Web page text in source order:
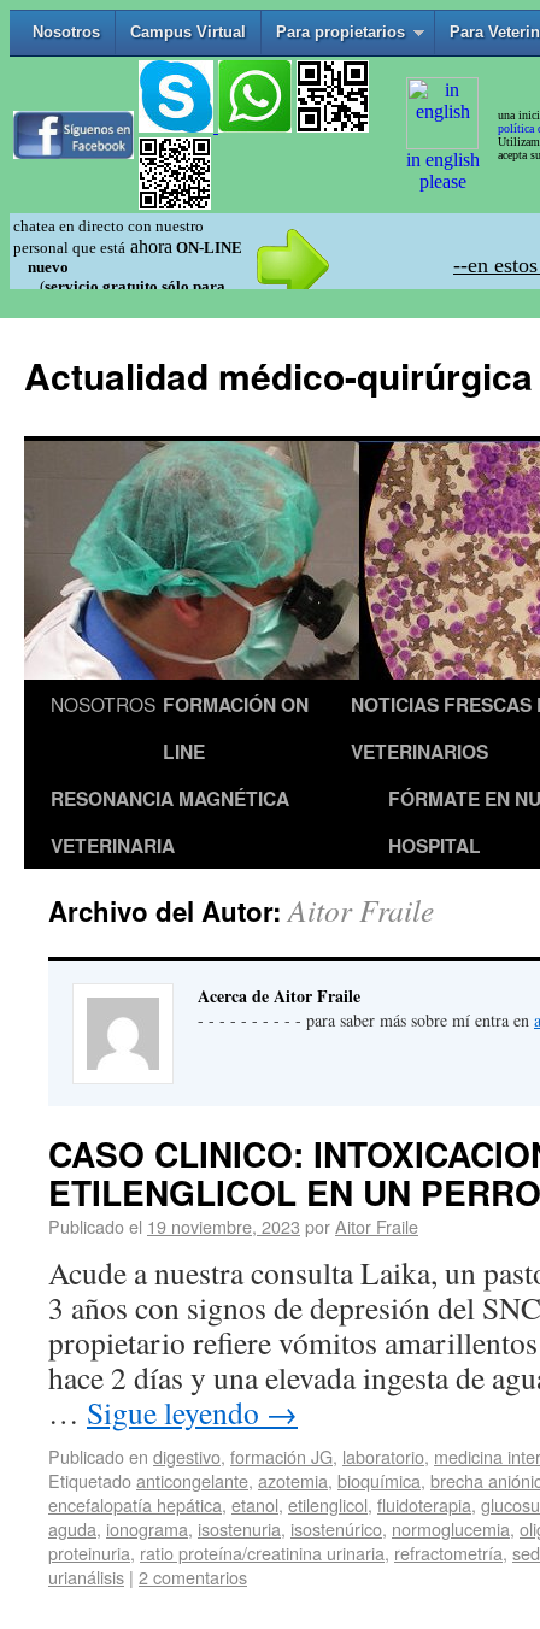
Actualidad médico-
NOSOTROS FORMACIÓN ON
LINE
NOTICIAS FRESCAS
VETERINARIOS
RESONANCIA MAGNÉTICA
VETERINARIA
FÓRMATE EN
HOSPITAL
Archivo del Autor:Aitor Fraile
Acerca de Aitor Fraile
- - - - - - - - - - para saber más sobre mí entra en
CASO CLINICO:
ETILENGLICOL EN UN PERRO
Publicado el 19 noviembre, 2023 porAitor Fraile
Acude a nuestra consulta Laika, un
3 años con signos de depresión del
propietario refiere vómitos amarillentos
hace 2 días y una elevada ingesta de
… Sigue leyendo →
Publicado en digestivo, formación JG, laboratorio, medicina
Etiquetadoanticongelante, azotemia, bioquímica, brecha
encefalopatía hepática, etanol, etilenglicol, fluidoterapia,
aguda, ionograma, isostenuria, isostenúrico, normoglucemia,
proteinuria, ratio proteína/creatinina urinaria, refractometría,
urianálisis | 2 comentarios